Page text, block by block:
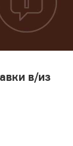
в/из